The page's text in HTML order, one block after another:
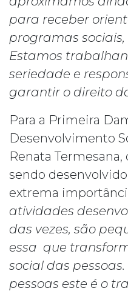
para receber
programas
Estamos
seriedade e
garantir o direito
Para a Primeira
Desenvolvimento
Renata
sendo
extrema
atividades
das vezes, são
essa que
social das
pessoas este é o